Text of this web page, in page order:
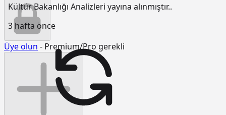
Kültür Bakanlığı Analizleri yayına alınmıştır..
3 hafta önce
Üye olun - Premium/Pro gerekli